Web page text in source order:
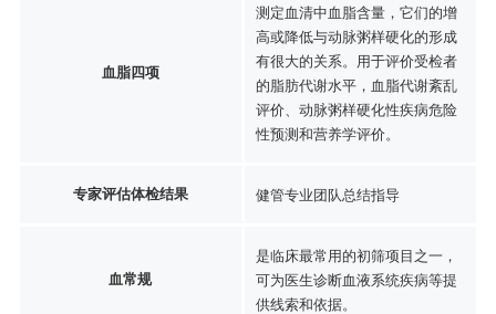
血脂四项
测定血清中血脂含量，它们的增
高或降低与动脉粥样硬化的形成
有很大的关系。用于评价受检者
的脂肪代谢水平，血脂代谢紊乱
评价、动脉粥样硬化性疾病危险
性预测和营养学评价。
专家评估体检结果 健管专业团队总结指导
血常规
是临床最常用的初筛项目之一，
可为医生诊断血液系统疾病等提
供线索和依据。